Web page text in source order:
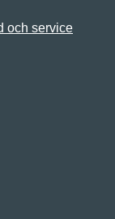
och service